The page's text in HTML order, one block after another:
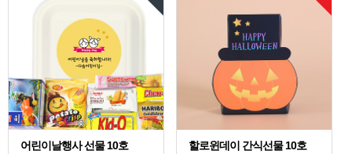
어린이날행사 선물 10호
할로윈데이 간식선물 10호